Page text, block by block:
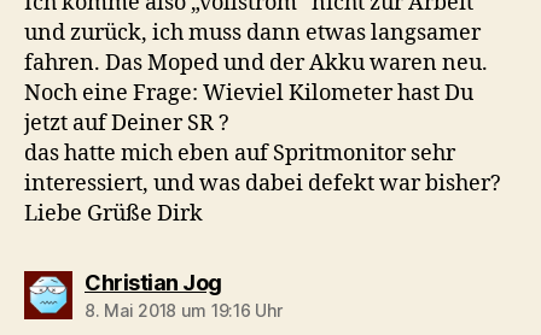
und zurück, ich muss dann etwas langsamer
fahren. Das Moped und der Akku waren neu.
Noch eine Frage: Wieviel Kilometer hast Du
jetzt auf Deiner SR ?
das hatte mich eben auf Spritmonitor sehr
interessiert, und was dabei defekt war bisher?
Liebe Grüße Dirk
Christian Jogsagt:
8. Mai 2018 um 19:16 Uhr